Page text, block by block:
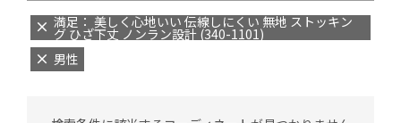
満足： 美しく心地いい 伝線しにくい 無地 ストッキン
グ ひざ下丈 ノンラン設計 (340-1101)
男性